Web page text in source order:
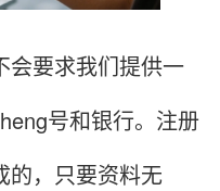
要求我们提供一
号和银行。注册
的，只要资料无